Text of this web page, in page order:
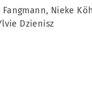
Nieke
Dzienisz